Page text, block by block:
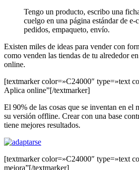
Tengo un producto, escribo una
cuelgo en una página estándar de e-
pedidos, empaqueto, envío.
Existen miles de ideas para vender con
como venden las tiendas de tu alrededor
online.
[textmarker color=»C24000″ type=»text
Aplica online”[/textmarker]
El 90% de las cosas que se inventan en el
su versión offline. Crear con una base
tiene mejores resultados.
[textmarker color=»C24000″ type=»text
mejora”[/textmarker]